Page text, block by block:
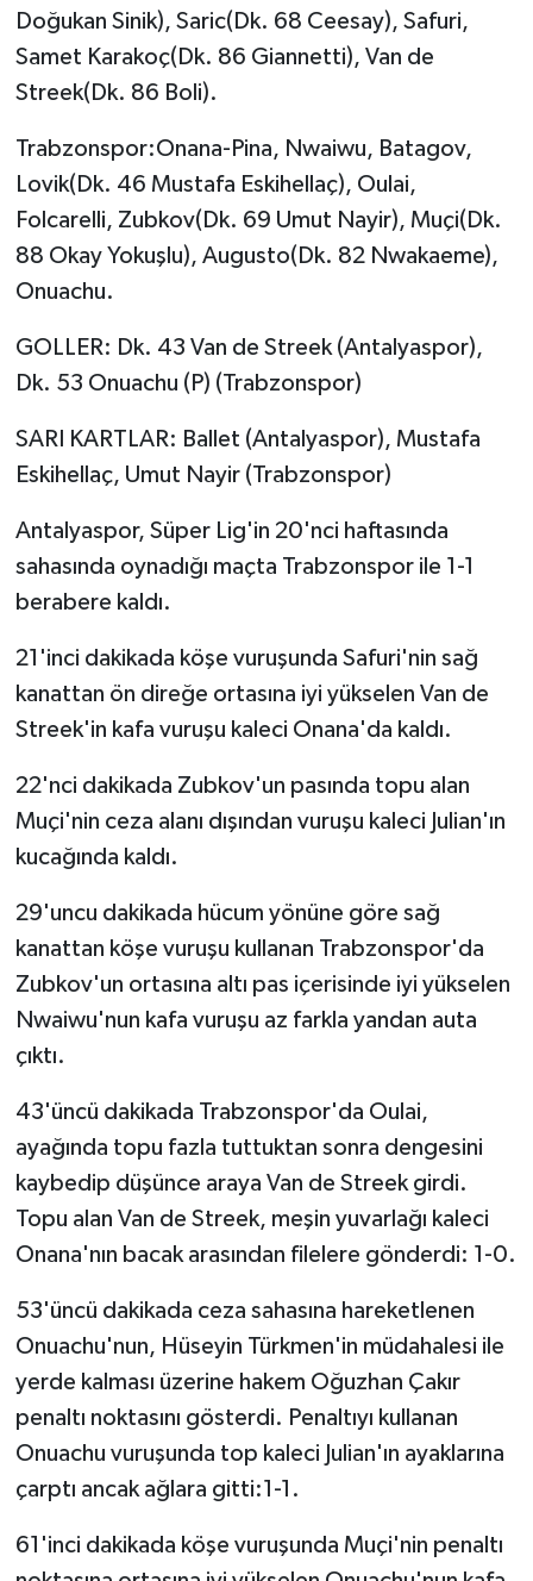
Doğukan Sinik), Saric(Dk. 68 Ceesay), Safuri,
Samet Karakoç(Dk. 86 Giannetti), Van de
Streek(Dk. 86 Boli).
Trabzonspor:Onana-Pina, Nwaiwu, Batagov,
Lovik(Dk. 46 Mustafa Eskihellaç), Oulai,
Folcarelli, Zubkov(Dk. 69 Umut Nayir), Muçi(Dk.
88 Okay Yokuşlu), Augusto(Dk. 82 Nwakaeme),
Onuachu.
GOLLER: Dk. 43 Van de Streek (Antalyaspor),
Dk. 53 Onuachu (P) (Trabzonspor)
SARI KARTLAR: Ballet (Antalyaspor), Mustafa
Eskihellaç, Umut Nayir (Trabzonspor)
Antalyaspor, Süper Lig'in 20'nci haftasında
sahasında oynadığı maçta Trabzonspor ile 1-1
berabere kaldı.
21'inci dakikada köşe vuruşunda Safuri'nin sağ
kanattan ön direğe ortasına iyi yükselen Van de
Streek'in kafa vuruşu kaleci Onana'da kaldı.
22'nci dakikada Zubkov'un pasında topu alan
Muçi'nin ceza alanı dışından vuruşu kaleci Julian'ın
kucağında kaldı.
29'uncu dakikada hücum yönüne göre sağ
kanattan köşe vuruşu kullanan Trabzonspor'da
Zubkov'un ortasına altı pas içerisinde iyi yükselen
Nwaiwu'nun kafa vuruşu az farkla yandan auta
çıktı.
43'üncü dakikada Trabzonspor'da Oulai,
ayağında topu fazla tuttuktan sonra dengesini
kaybedip düşünce araya Van de Streek girdi.
Topu alan Van de Streek, meşin yuvarlağı kaleci
Onana'nın bacak arasından filelere gönderdi: 1-0.
53'üncü dakikada ceza sahasına hareketlenen
Onuachu'nun, Hüseyin Türkmen'in müdahalesi ile
yerde kalması üzerine hakem Oğuzhan Çakır
penaltı noktasını gösterdi. Penaltıyı kullanan
Onuachu vuruşunda top kaleci Julian'ın ayaklarına
çarptı ancak ağlara gitti:1-1.
61'inci dakikada köşe vuruşunda Muçi'nin penaltı
Yerel
AboneHaber Özel